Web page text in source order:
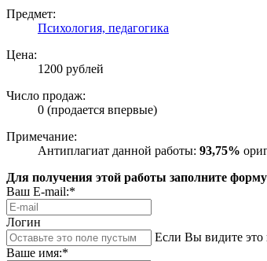
Предмет:
Психология, педагогика
Цена:
1200 рублей
Число продаж:
0 (продается впервые)
Примечание:
Антиплагиат данной работы: 93,75%
Для получения этой работы заполните
Ваш E-mail:*
Логин
Если Вы видите это
Ваше имя:*